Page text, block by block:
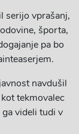
serijo vprašanj,
športa,
pa bo
navdušil
tekmovalec
videli tudi v